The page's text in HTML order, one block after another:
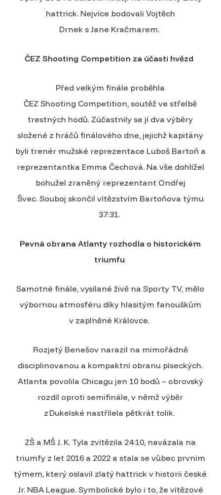
hattrick. Nejvíce bodovali Vojtěch
Drnek s Jane Kračmarem.
ČEZ Shooting Competition za účasti hvězd
Před velkým finále proběhla
ČEZ Shooting Competition, soutěž ve střelbě
trestných hodů. Zúčastnily se jí dva výběry
složené z hráčů finálového dne, jejichž kapitány
byli trenér mužské reprezentace Luboš Bartoň a
reprezentantka Emma Čechová. Na vše dohlížel
bohužel zraněný reprezentant Ondřej
Švec. Souboj skončil vítězstvím Bartoňova týmu
37:31.
Pevná obrana Atlanty rozhodla o historickém
triumfu
Samotné finále, vysílané živě na Sporty TV, mělo
výbornou atmosféru díky hlasitým fanouškům
v zaplněné Královce.
Rozjetý Benešov narazil na mimořádně
disciplinovanou a kompaktní obranu píseckých.
Atlanta povolila Chicagu jen 10 bodů – obrovský
rozdíl oproti semifinále, v němž výběr
z Dukelské nastřílela pětkrát tolik.
ZŠ a MŠ J. K. Tyla zvítězila 24:10, navázala na
triumfy z let 2016 a 2022 a stala se vůbec prvním
týmem, který oslavil zlatý hattrick v historii české
Jr. NBA League. Symbolické bylo i to, že vítězové